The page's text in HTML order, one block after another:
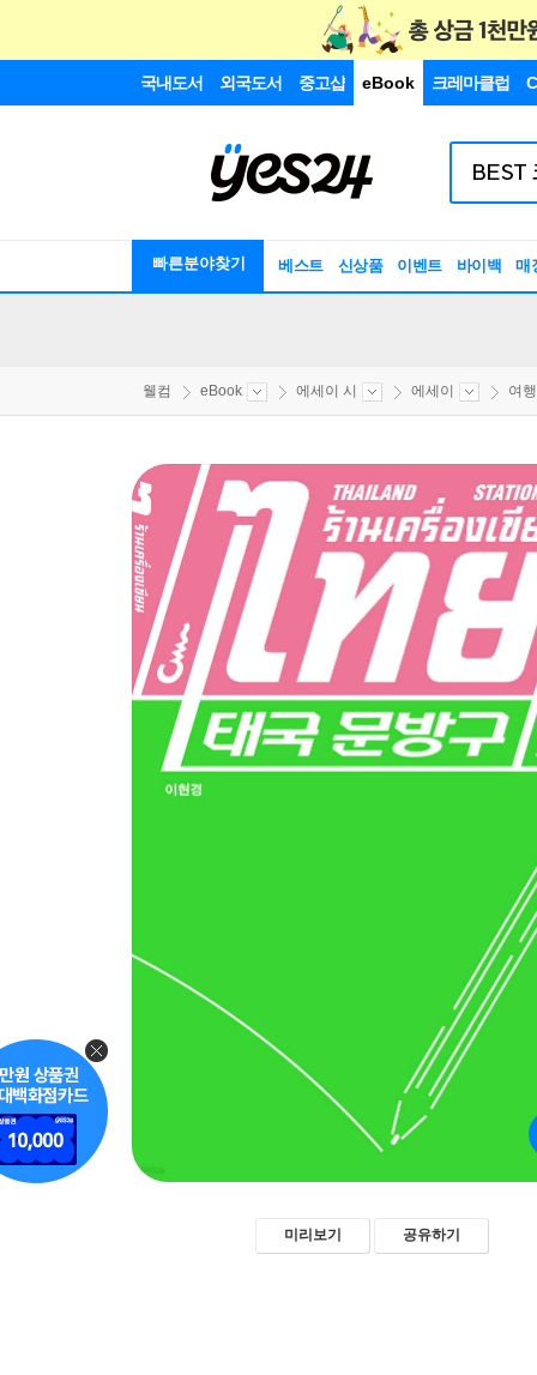
국내도서 외국도서 중고샵 eBook 크레마클럽
빠른분야찾기 베스트 신상품 이벤트 바이백 매
웰컴 eBook 에세이 시 에세이 여
미리보기 공유하기